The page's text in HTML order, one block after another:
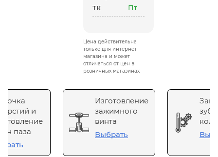
ТК
Пт
Цена действительна
только для интернет-
магазина и может
отличаться от цен в
розничных магазинах
и
паза
Изготовление
зажимного
винта
Выбрать